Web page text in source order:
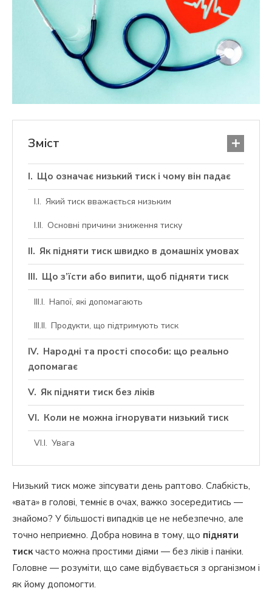
Зміст
Що означає низький тиск і чому він падає
Який тиск вважається низьким
Основні причини зниження тиску
Як підняти тиск швидко в домашніх умовах
Що з’їсти або випити, щоб підняти тиск
Напої, які допомагають
Продукти, що підтримують тиск
Народні та прості способи: що реально
допомагає
Як підняти тиск без ліків
Коли не можна ігнорувати низький тиск
Увага
Низький тиск може зіпсувати день раптово. Слабкість,
«вата» в голові, темніє в очах, важко зосередитись —
знайомо? У більшості випадків це не небезпечно, але
точно неприємно. Добра новина в тому, що підняти
тискчасто можна простими діями — без ліків і паніки.
Головне — розуміти, що саме відбувається з організмом і
як йому допомогти.